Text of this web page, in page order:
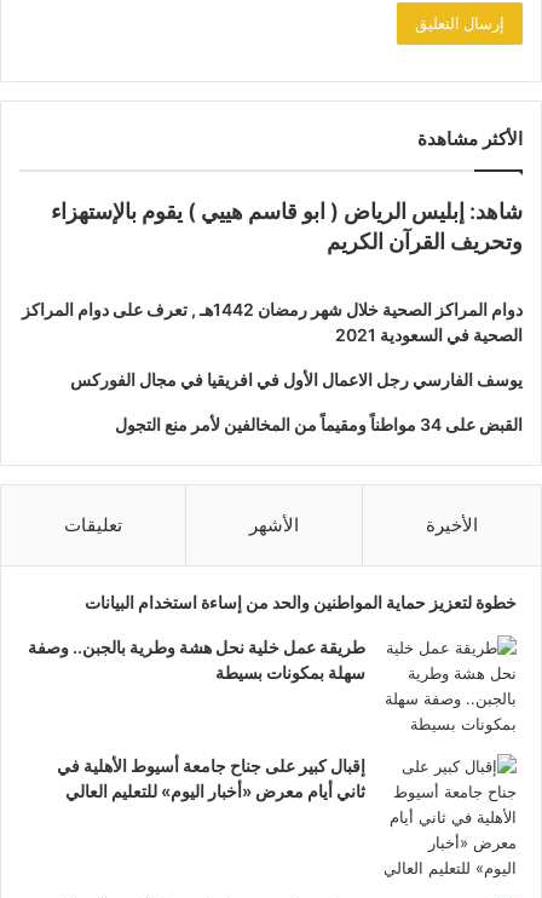
الأكثر مشاهدة
شاهد: إبليس الرياض ( ابو قاسم هييي ) يقوم بالإستهزاء
وتحريف القرآن الكريم
دوام المراكز الصحية خلال شهر رمضان 1442هـ , تعرف على دوام المراكز
الصحية في السعودية 2021
يوسف الفارسي رجل الاعمال الأول في افريقيا في مجال الفوركس
القبض على 34 مواطناً ومقيماً من المخالفين لأمر منع التجول
الأخيرة الأشهر تعليقات
خطوة لتعزيز حماية المواطنين والحد من إساءة استخدام البيانات
طريقة عمل خلية نحل هشة وطرية بالجبن.. وصفة
سهلة بمكونات بسيطة
إقبال كبير على جناح جامعة أسيوط الأهلية في
ثاني أيام معرض «أخبار اليوم» للتعليم العالي